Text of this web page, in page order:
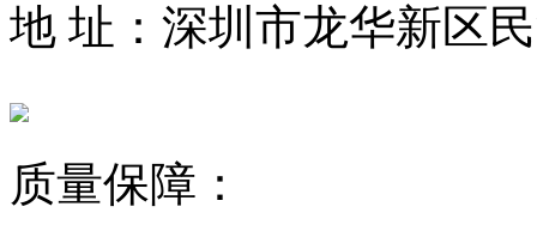
地 址：深圳市龙华新区
质量保障：